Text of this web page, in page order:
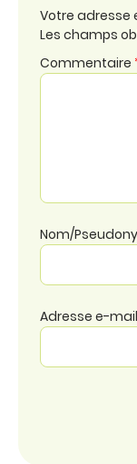
Votre adresse
Les champs
Commentaire
Nom/
Adresse e-mail